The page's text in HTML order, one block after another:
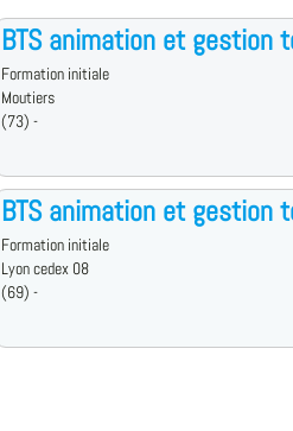
BTS animation et gestion
Formation initiale
Moutiers
(73) -
BTS animation et gestion
Formation initiale
Lyon cedex 08
(69) -